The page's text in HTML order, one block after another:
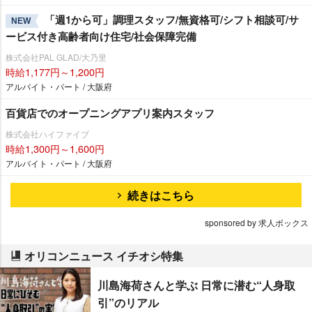
NEW
「週1から可」調理スタッフ/無資格可/シフト相談可/サ
ービス付き高齢者向け住宅/社会保障完備
株式会社PAL GLAD/大乃里
時給1,177円～1,200円
アルバイト・パート / 大阪府
百貨店でのオープニングアプリ案内スタッフ
株式会社ハイファイブ
時給1,300円～1,600円
アルバイト・パート / 大阪府
続きはこちら
sponsored by 求人ボックス
オリコンニュース イチオシ特集
川島海荷さんと学ぶ 日常に潜む“人身取
引”のリアル